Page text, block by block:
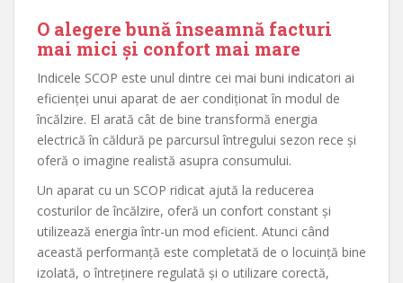
O alegere bună înseamnă facturi
mai mici și confort mai mare
Indicele SCOP este unul dintre cei mai buni indicatori ai
eficienței unui aparat de aer condiționat în modul de
încălzire. El arată cât de bine transformă energia
electrică în căldură pe parcursul întregului sezon rece și
oferă o imagine realistă asupra consumului.
Un aparat cu un SCOP ridicat ajută la reducerea
costurilor de încălzire, oferă un confort constant și
utilizează energia într-un mod eficient. Atunci când
această performanță este completată de o locuință bine
izolată, o întreținere regulată și o utilizare corectă,